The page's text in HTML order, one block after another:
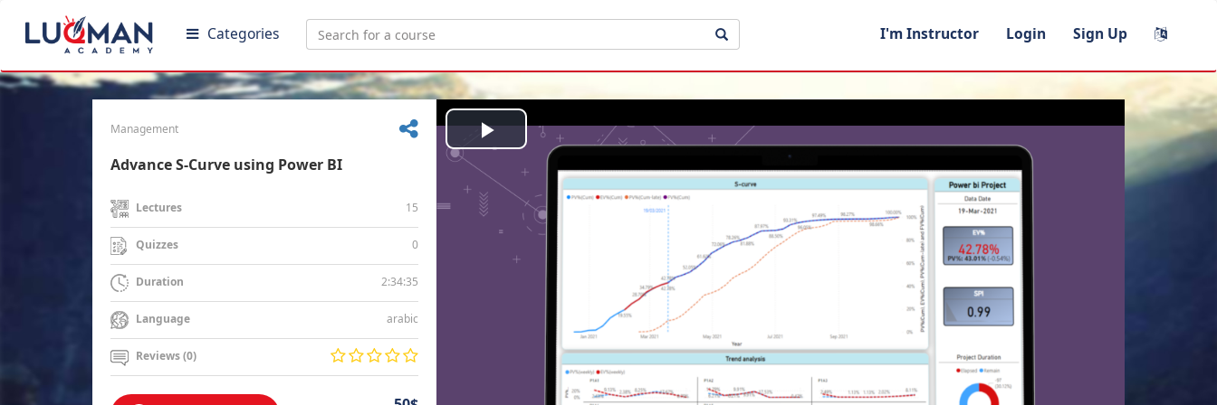
Categories I'm Instructor Login Sign Up
Management
Advance S-Curve using Power BI
Lectures 15
Quizzes 0
Duration 2:34:35
Language arabic
Reviews (0)
Play
Video